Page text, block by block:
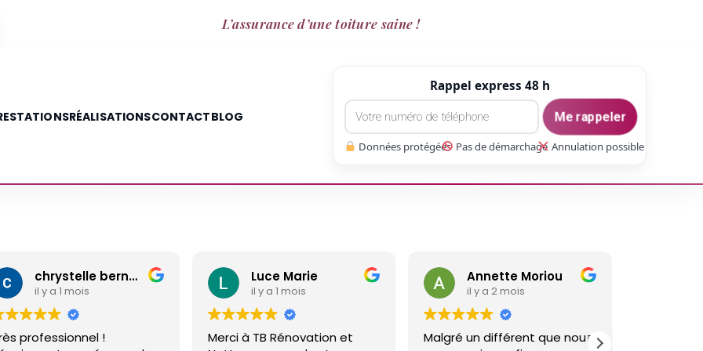
L’assurance d’une toiture saine !
RÉALISATIONSCONTACTBLOG
Rappel express 48 h
Me rappeler
Données protégées Pas de démarchage Annulation possible
Luce Marie
il y a 1 mois
Merci à TB Rénovation et
Annette Moriou
il y a 2 mois
Malgré un différent que nous
gaetan Gate
il y a 3 mois
Réalisé un travail sur ma